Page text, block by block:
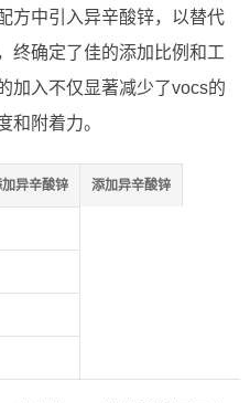
方中引入异辛酸锌，以替代
终确定了佳的添加比例和工
加入不仅显著减少了vocs的
和附着力。
异辛酸锌 添加异辛酸锌